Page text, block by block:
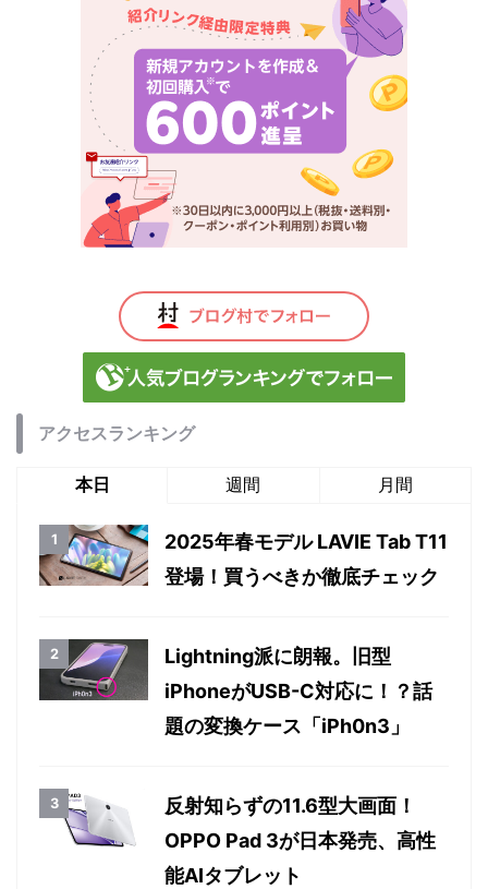
アクセスランキング
本日 週間 月間
2025年春モデル LAVIE Tab T11
登場！買うべきか徹底チェック
Lightning派に朗報。旧型
iPhoneがUSB-C対応に！？話
題の変換ケース「iPh0n3」
反射知らずの11.6型大画面！
OPPO Pad 3が日本発売、高性
能AIタブレット